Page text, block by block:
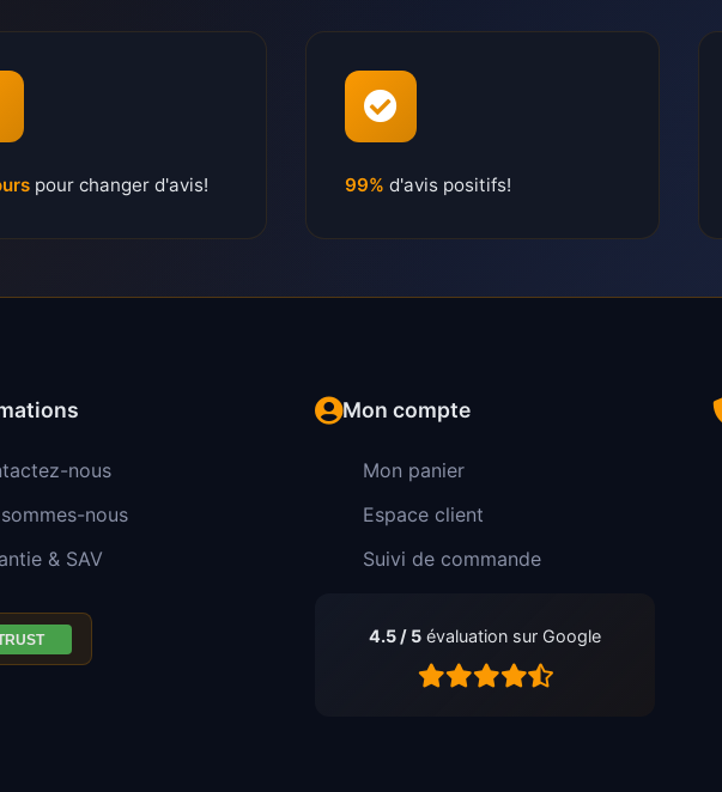
pour changer d'avis! 99% d'avis positifs!
nous
nous
& SAV
Mon compte
Mon panier
Espace client
Suivi de commande
4.5 / 5 évaluation sur Google